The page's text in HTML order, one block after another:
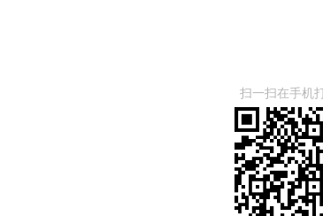
扫一扫在手机